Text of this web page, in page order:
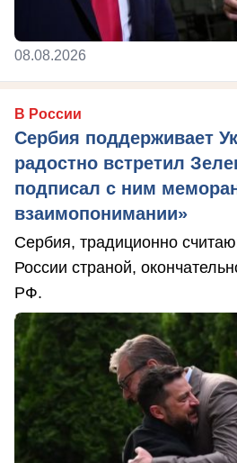
08.08.2026
В России
Сербия поддерживает
радостно встретил
подписал с ним
взаимопонимании»
Сербия, традиционно
России страной,
РФ.